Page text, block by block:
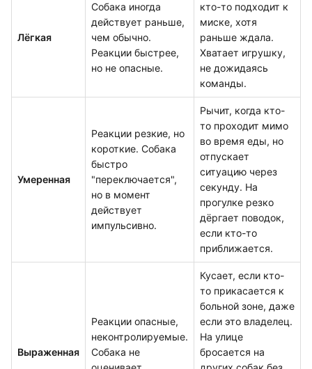
Лёгкая
Собака иногда
действует раньше,
чем обычно.
Реакции быстрее,
но не опасные.
кто-то подходит к
миске, хотя
раньше ждала.
Хватает игрушку,
не дожидаясь
команды.
Умеренная
Реакции резкие, но
короткие. Собака
быстро
"переключается",
но в момент
действует
импульсивно.
Рычит, когда кто-
то проходит мимо
во время еды, но
отпускает
ситуацию через
секунду. На
прогулке резко
дёргает поводок,
если кто-то
приближается.
Выраженная
Реакции опасные,
неконтролируемые.
Собака не
Кусает, если кто-
то прикасается к
больной зоне, даже
если это владелец.
На улице
бросается на